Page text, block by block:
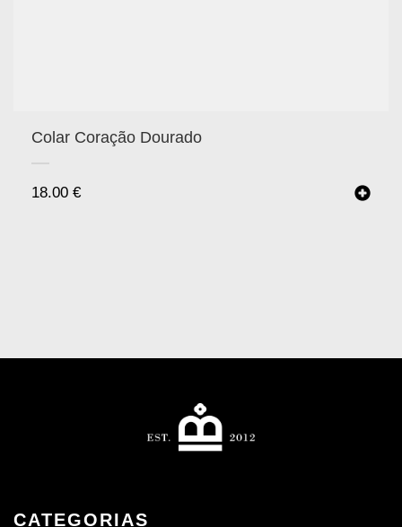
Colar Coração Dourado
18.00 €
CATEGORIAS